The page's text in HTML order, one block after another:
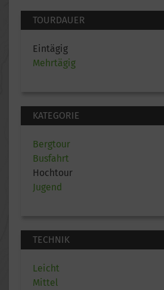
TOURDAUER
Eintägig
Mehrtägig
KATEGORIE
Bergtour
Busfahrt
Hochtour
Jugend
TECHNIK
Leicht
Mittel